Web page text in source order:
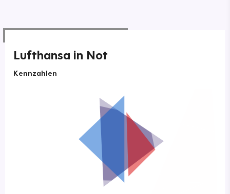
Lufthansa in Not
Kennzahlen